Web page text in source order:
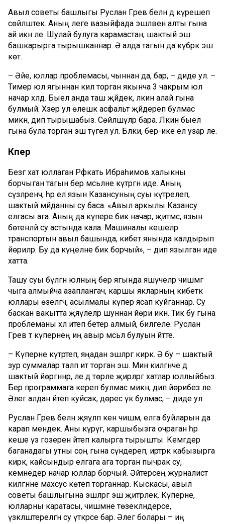
Авыл советы башлыгы Руслан Гәрәев белән дә күрешеп
сөйләштек. Аның әлеге вазыйфада эшләвенә алты гына
ай икән әле. Шулай булуга карамастан, шактый эш
башкарырга тырышканнар. Ә алда тагын да күбрәк эш
көтә.
– Әйе, юллар проблемасы, чыннан да, бар, – диде ул. –
Тимер юл ягыннан килә торган якынча 3 чакрым юл
начар хәлдә. Быел анда таш җәйдек, ләкин алай гына
булмый. Хәзер ул өлешкә асфальт җәйдереп булмас
микән, дип тырышабыз. Сөйләшүләр бара. Ләкин быел
гына була торган эш түгел ул. Бәлки, бер-ике ел узар әле.
Күпер
Безгә хат юллаган Рәфкать Ибраһимов халыкны
борчыган тагын бер мәсьәләне күтәргән иде. Аның
сүзләренчә, һәр ел язын Казансуның суы күтәрелеп,
шактый мәйданны су баса. «Авыл аркылы Казансу
елгасы ага. Аның да күпере бик начар, җитмәсә, язын
бөтенләй су астында кала. Машиналы кешеләр
транспортын авыл башында, кибет янында калдырып
йөриләр. Бу да күңелне бик борчый», – дип язылган иде
хатта.
Ташу суы бүлгән юлның бер ягында яшәүчеләр чишмәгә
чыга алмыйча азаплангач, каршы якларның кибеткә
юллары өзелгәч, асылмалы күпер ясап куйганнар. Су
баскан вакытта җәяүлеләр шуннан йөри икән. Тик бу гына
проблеманы хәл итеп бетерә алмый, билгеле. Руслан
Гәрәев тә күпернең иң авыр мәсьәлә булуын әйтте.
– Күперне күтәртеп, яңадан эшләргә кирәк. Ә бу – шактый
зур суммалар таләп итә торган эш. Мин килгәнче дә
шактый йөргәннәр, әле дә төрле җирләргә хатлар юллыйбыз.
Бер программага кереп булмас микән, дип йөрибез әле.
Әлегә алдан әйтеп куйсак, дөрес үк булмас, – диде ул.
Руслан Гәрәев белән җәяүләп кенә чишмә, елга буйларын да
карап мендек. Аны күрүгә, каршыбызга очраган һәр
кеше үз гозерен әйтеп калырга тырышты. Кемгәдер
баганадагы утны соң гына сүндереп, иртәрәк кабызырга
кирәк, кайсындыр елгага ага торган пычрак су,
кемнедер начар юллар борчый. Әйтерсең журналист
килгәнне махсус көтеп торганнар. Кыскасы, авыл
советы башлыгына эшләргә эш җитәрлек. Күперне,
юлларны каратасы, чишмәне төзекләндерәсе,
үзәкләштерелгән су үткәрәсе бар. Әлегә болары – иң